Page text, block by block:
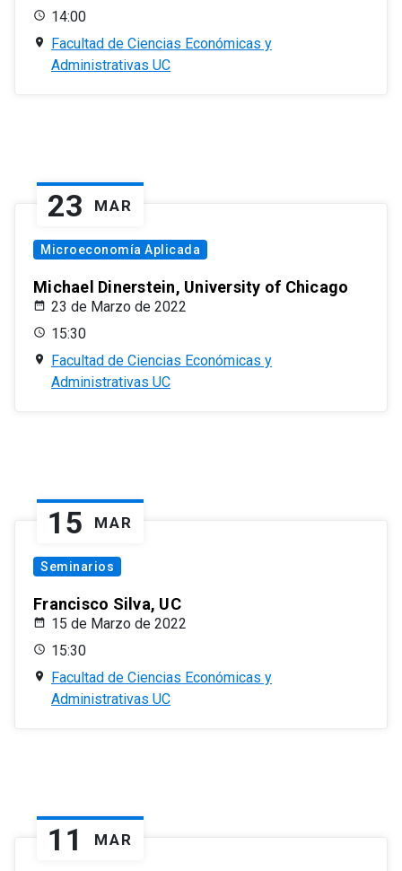
14:00
Facultad de Ciencias Económicas y
Administrativas UC
23 MAR
Microeconomía Aplicada
Michael Dinerstein, University of Chicago
23 de Marzo de 2022
15:30
Facultad de Ciencias Económicas y
Administrativas UC
15 MAR
Seminarios
Francisco Silva, UC
15 de Marzo de 2022
15:30
Facultad de Ciencias Económicas y
Administrativas UC
11 MAR